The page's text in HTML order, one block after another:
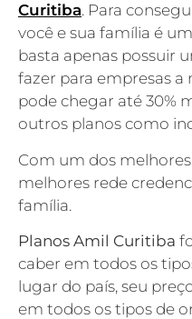
Curitiba. Para
você e sua família é
basta apenas possuir
fazer para empresas
pode chegar até 30%
outros planos como
Com um dos
melhores rede
família.
Planos Amil Curitiba
caber em todos os
lugar do país, seu
em todos os tipos de